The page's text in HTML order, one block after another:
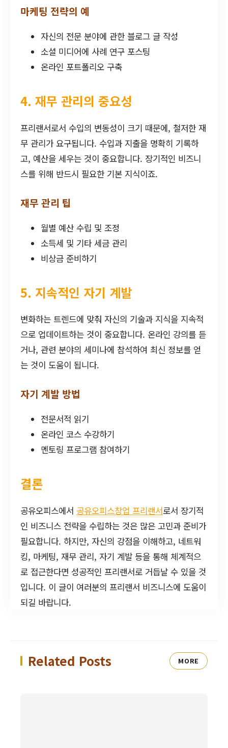
마케팅 전략의 예
자신의 전문 분야에 관한 블로그 글 작성
소셜 미디어에 사례 연구 포스팅
온라인 포트폴리오 구축
4. 재무 관리의 중요성
프리랜서로서 수입의 변동성이 크기 때문에, 철저한 재
무 관리가 요구됩니다. 수입과 지출을 명확히 기록하
고, 예산을 세우는 것이 중요합니다. 장기적인 비즈니
스를 위해 반드시 필요한 기본 지식이죠.
재무 관리 팁
월별 예산 수립 및 조정
소득세 및 기타 세금 관리
비상금 준비하기
5. 지속적인 자기 계발
변화하는 트렌드에 맞춰 자신의 기술과 지식을 지속적
으로 업데이트하는 것이 중요합니다. 온라인 강의를 듣
거나, 관련 분야의 세미나에 참석하여 최신 정보를 얻
는 것이 도움이 됩니다.
자기 계발 방법
전문서적 읽기
온라인 코스 수강하기
멘토링 프로그램 참여하기
결론
공유오피스에서 공유오피스창업 프리랜서로서 장기적
인 비즈니스 전략을 수립하는 것은 많은 고민과 준비가
필요합니다. 하지만, 자신의 강점을 이해하고, 네트워
킹, 마케팅, 재무 관리, 자기 계발 등을 통해 체계적으
로 접근한다면 성공적인 프리랜서로 거듭날 수 있을 것
입니다. 이 글이 여러분의 프리랜서 비즈니스에 도움이
되길 바랍니다.
Related Posts MORE